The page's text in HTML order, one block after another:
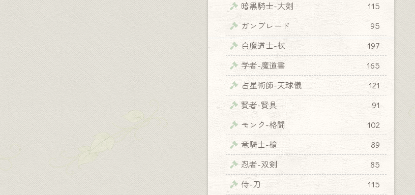
暗黒騎士-大剣
115
ガンブレード
95
白魔道士-杖
197
学者-魔道書
165
占星術師-天球儀
121
賢者-賢具
91
モンク-格闘
102
竜騎士-槍
89
忍者-双剣
85
侍-刀
115